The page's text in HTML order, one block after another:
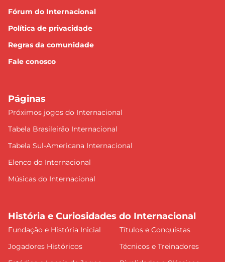
Fórum do Internacional
Política de privacidade
Regras da comunidade
Fale conosco
Páginas
Próximos jogos do Internacional
Tabela Brasileirão Internacional
Tabela Sul-Americana Internacional
Elenco do Internacional
Músicas do Internacional
História e Curiosidades do Internacional
Fundação e História Inicial
Títulos e Conquistas
Jogadores Históricos
Técnicos e Treinadores